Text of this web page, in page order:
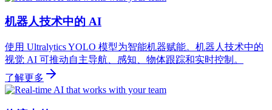
机器人技术中的 AI
使用 Ultralytics YOLO 模型为智能机器赋能。机器人技术中的
视觉 AI 可推动自主导航、感知、物体跟踪和实时控制。
了解更多